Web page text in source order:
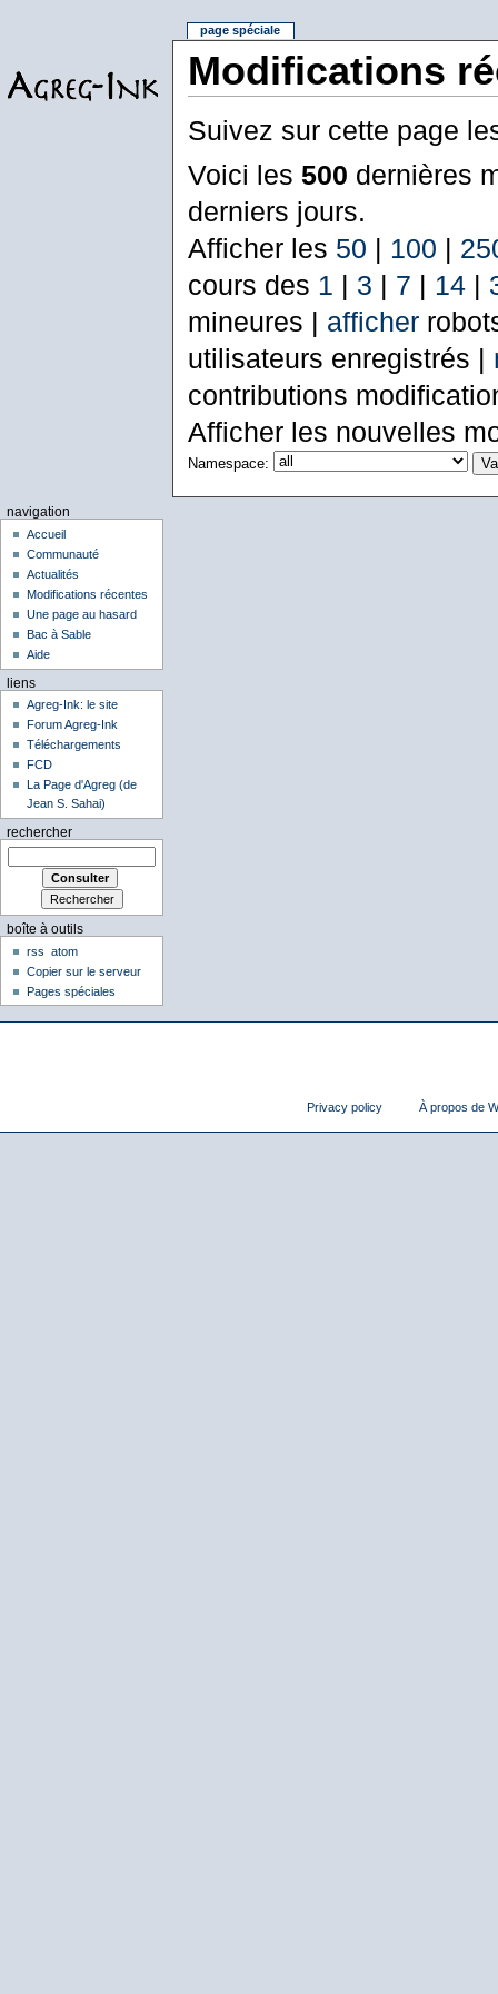
Modifications
Suivez sur cette page
Voici les 500 dernières
derniers jours.
Afficher les 50 | 100 |
cours des 1 | 3 | 7 | 14|
mineures | afficher
utilisateurs enregistrés |
contributions
Afficher les nouvelles
Namespace:
page spéciale
navigation
Accueil
Communauté
Actualités
Modifications récentes
Une page au hasard
Bac à Sable
Aide
liens
Agreg-Ink: le site
Forum Agreg-Ink
Téléchargements
FCD
La Page d'Agreg (de
Jean S. Sahai)
rechercher
boîte à outils
rss
atom
Copier sur le serveur
Pages spéciales
Privacy policy À propos de